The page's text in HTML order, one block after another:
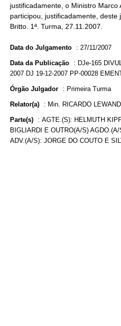
justificadamente, o Ministro Marco
participou, justificadamente,
Britto. 1ª. Turma, 27.11.2007.
Data do Julgamento : 27/11/2007
Data da Publicação : DJe-165
2007 DJ 19-12-2007 PP-00028
Órgão Julgador : Primeira Turma
Relator(a) : Min. RICARDO
Parte(s) : AGTE.(S): HELMUTH
BIGLIARDI E OUTRO(A/S)
ADV.(A/S): JORGE DO COUTO E